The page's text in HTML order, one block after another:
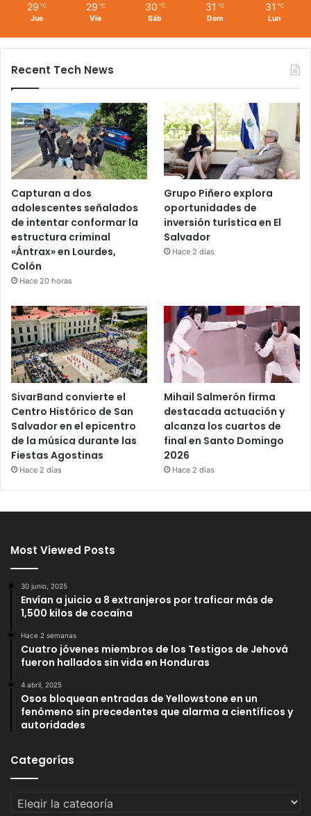
29 ℃
Jue
29 ℃
Vie
30 ℃
Sáb
31 ℃
Dom
31 ℃
Lun
Recent Tech News
Capturan a dos
adolescentes señalados
de intentar conformar la
estructura criminal
«Ántrax» en Lourdes,
Colón
Hace 20 horas
Grupo Piñero explora
oportunidades de
inversión turística en El
Salvador
Hace 2 días
SivarBand convierte el
Centro Histórico de San
Salvador en el epicentro
de la música durante las
Fiestas Agostinas
Hace 2 días
Mihail Salmerón firma
destacada actuación y
alcanza los cuartos de
final en Santo Domingo
2026
Hace 2 días
Most Viewed Posts
30 junio, 2025
Envían a juicio a 8 extranjeros por traficar más de
1,500 kilos de cocaína
Hace 2 semanas
Cuatro jóvenes miembros de los Testigos de Jehová
fueron hallados sin vida en Honduras
4 abril, 2025
Osos bloquean entradas de Yellowstone en un
fenómeno sin precedentes que alarma a científicos y
autoridades
Categorías
Categorías